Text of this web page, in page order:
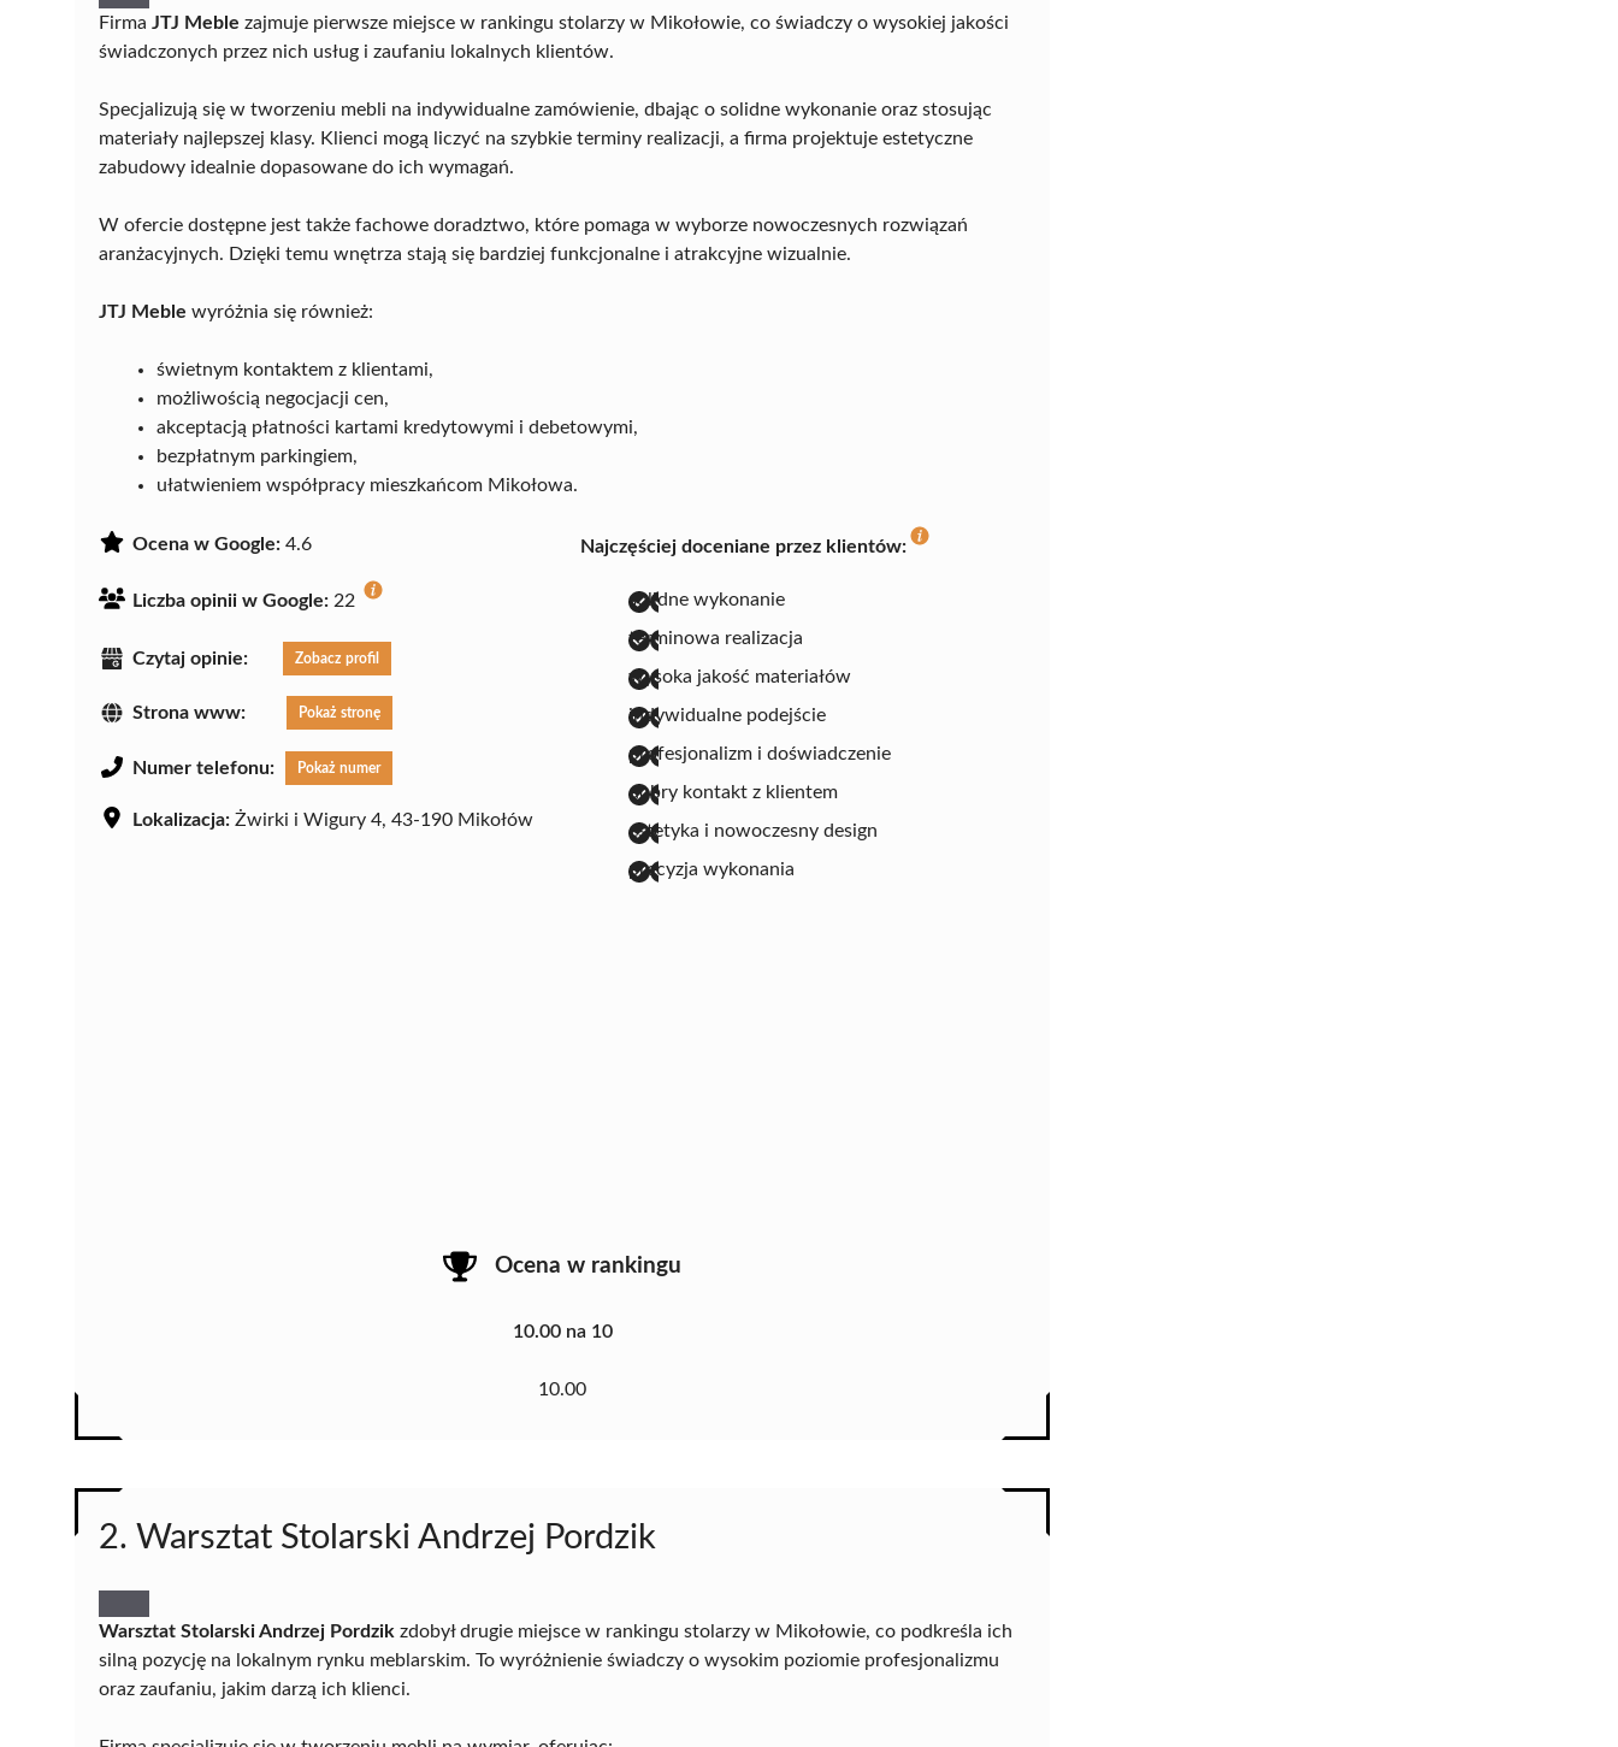
Firma JTJ Meble zajmuje pierwsze miejsce w rankingu stolarzy w Mikołowie, co świadczy o wysokiej jakości
świadczonych przez nich usług i zaufaniu lokalnych klientów.
Specjalizują się w tworzeniu mebli na indywidualne zamówienie, dbając o solidne wykonanie oraz stosując
materiały najlepszej klasy. Klienci mogą liczyć na szybkie terminy realizacji, a firma projektuje estetyczne
zabudowy idealnie dopasowane do ich wymagań.
W ofercie dostępne jest także fachowe doradztwo, które pomaga w wyborze nowoczesnych rozwiązań
aranżacyjnych. Dzięki temu wnętrza stają się bardziej funkcjonalne i atrakcyjne wizualnie.
JTJ Meble wyróżnia się również:
świetnym kontaktem z klientami,
możliwością negocjacji cen,
akceptacją płatności kartami kredytowymi i debetowymi,
bezpłatnym parkingiem,
ułatwieniem współpracy mieszkańcom Mikołowa.
Ocena w Google: 4.6
Liczba opinii w Google: 22
Czytaj opinie: Zobacz profil
Strona www: Pokaż stronę
Numer telefonu: Pokaż numer
Lokalizacja: Żwirki i Wigury 4, 43-190 Mikołów
Najczęściej doceniane przez klientów:
solidne wykonanie
terminowa realizacja
wysoka jakość materiałów
indywidualne podejście
profesjonalizm i doświadczenie
dobry kontakt z klientem
estetyka i nowoczesny design
precyzja wykonania
Ocena w rankingu
10.00 na 10
10.00
2. Warsztat Stolarski Andrzej Pordzik
Warsztat Stolarski Andrzej Pordzik zdobył drugie miejsce w rankingu stolarzy w Mikołowie, co podkreśla ich
silną pozycję na lokalnym rynku meblarskim. To wyróżnienie świadczy o wysokim poziomie profesjonalizmu
oraz zaufaniu, jakim darzą ich klienci.